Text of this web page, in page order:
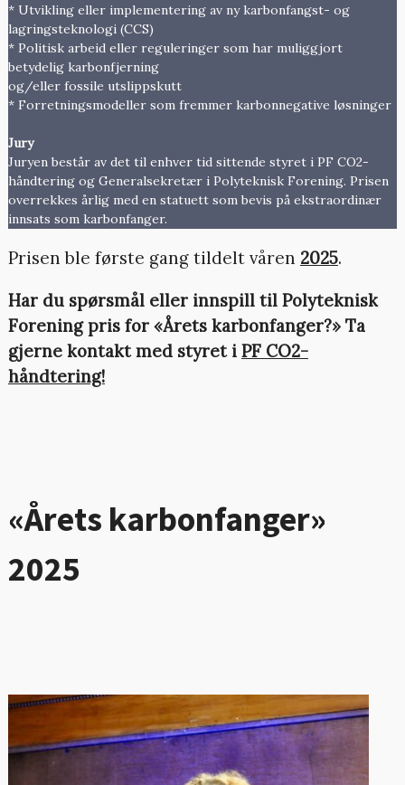
* Utvikling eller implementering av ny karbonfangst- og
lagringsteknologi (CCS)
* Politisk arbeid eller reguleringer som har muliggjort
betydelig karbonfjerning
og/eller fossile utslippskutt
* Forretningsmodeller som fremmer karbonnegative løsninger
Jury
Juryen består av det til enhver tid sittende styret i PF CO2-
håndtering og Generalsekretær i Polyteknisk Forening. Prisen
overrekkes årlig med en statuett som bevis på ekstraordinær
innsats som karbonfanger.
Prisen ble første gang tildelt våren 2025.
Har du spørsmål eller innspill til Polyteknisk
Forening pris for «Årets karbonfanger?» Ta
gjerne kontakt med styret i PF CO2-
håndtering!
«Årets karbonfanger»
2025